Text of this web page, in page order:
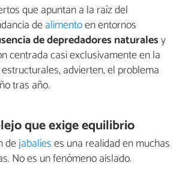
que apuntan a la raíz del
dealimentoen entornos
de depredadores naturalesy
centrada casi exclusivamente en la
advierten, el problema
tras año.
que exige equilibrio
dejabalíeses una realidad en muchas
No es un fenómeno aislado.